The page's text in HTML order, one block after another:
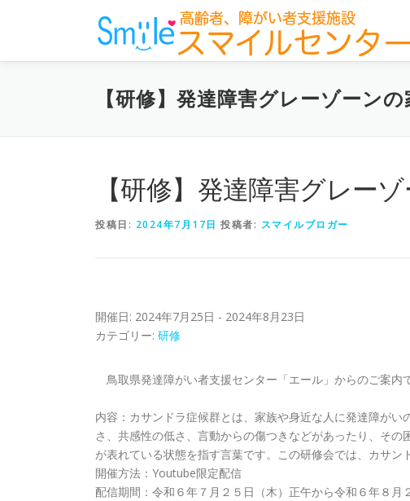
ン
【研修】発達障害グレーゾーン
【研修】発達障害グレー
投稿日: 2024年7月17日 投稿者: スマイルブロガー
開催日: 2024年7月25日 - 2024年8月23日
カテゴリー: 研修
鳥取県発達障がい者支援センター「エール」からのご案内で
内容：カサンドラ症候群とは、家族や身近な人に発達障が
さ、共感性の低さ、言動からの傷つきなどがあったり、そ
が表れている状態を指す言葉です。この研修会では、カサン
開催方法：Youtube限定配信
配信期間：令和６年７月２５日（木）正午から令和６年８月